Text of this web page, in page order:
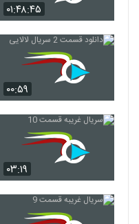
۰۱:۴۸:۴۵
۰۰:۵۹
۰۳:۱۹